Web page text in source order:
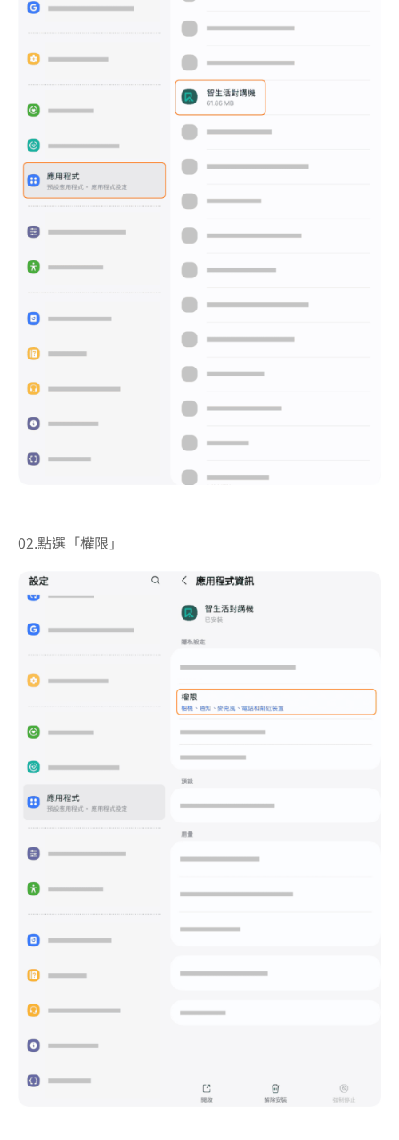
02.點選「權限」